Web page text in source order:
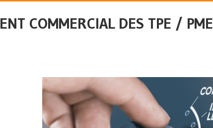
COMMERCIAL DES TPE / PME